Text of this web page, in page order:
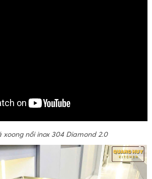
xoong nồi inox 304 Diamond 2.0